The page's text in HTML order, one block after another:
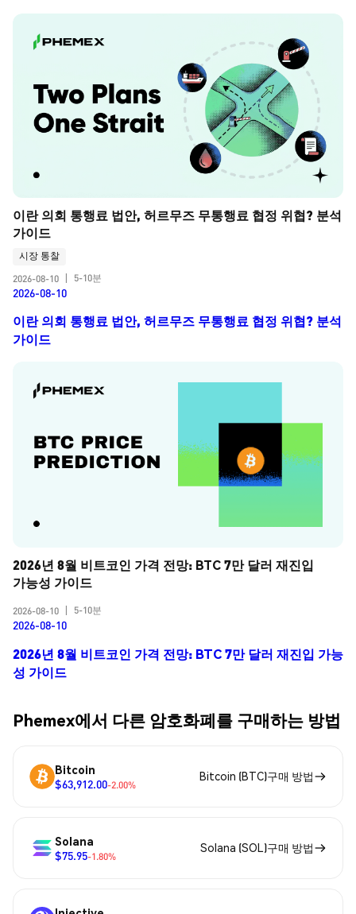
이란 의회 통행료 법안, 허르무즈 무통행료 협정 위협? 분석
가이드
시장 통찰
2026-08-10
5-10분
2026-08-10
이란 의회 통행료 법안, 허르무즈 무통행료 협정 위협? 분석
가이드
2026년 8월 비트코인 가격 전망: BTC 7만 달러 재진입
가능성 가이드
2026-08-10 5-10분
2026-08-10
2026년 8월 비트코인 가격 전망: BTC 7만 달러 재진입 가능
성 가이드
Phemex에서 다른 암호화폐를 구매하는 방법
Bitcoin
$63,912.00-2.00%
Bitcoin (BTC)구매 방법
Solana
$75.95-1.80%
Solana (SOL)구매 방법